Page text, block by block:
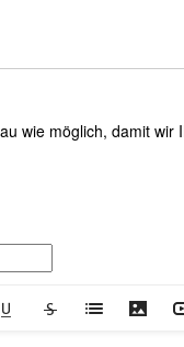
wie möglich, damit